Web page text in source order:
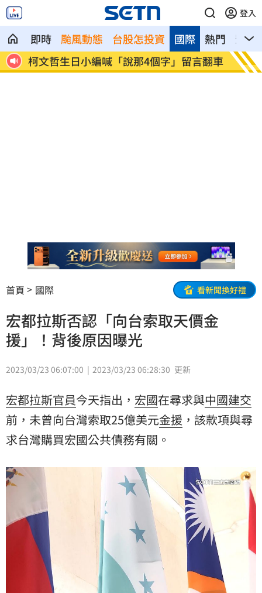
登入
即時 颱風動態 台股怎投資 熱門 影音
國際
色 柯文哲生日小編喊「說那4個字」留言翻車 陳冠
算
首頁 國際 看新聞換好禮
宏都拉斯否認「向台索取天價金
援」！背後原因曝光
2023/03/23 06:07:00 2023/03/23 06:28:30 更新
宏都拉斯官員今天指出， 宏國在尋求與中國建交
前，未曾向台灣索取25億美元金援 ，該款項與尋
求台灣購買宏國公共債務有關。